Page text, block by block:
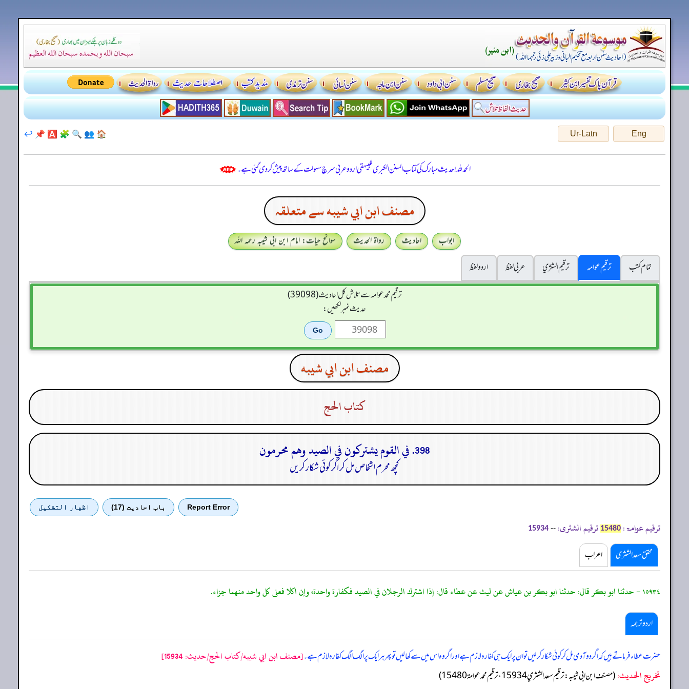
Eng
Ur-Latn
🏠
👥
🔍
🧩
🅰️
📌
↩️
الحمدللہ! حدیث مبارک کی کتاب السنن الكبرى للبيهقي اردو عربی سرچ سہولت کے ساتھ پیش کر دی گئی ہے۔
مصنف ابن ابي شيبه سے متعلقہ
ابواب احادیث رواۃ الحدیث
سوانح حیات: امام ابن ابی شیبہ رحمہ اللہ
تمام کتب
ترقیم عوامہ ترقيم الشژي عربی لفظ
اردو لفظ
ترقیم محمدعوامہ سے تلاش کل احادیث (39098)
حدیث نمبر لکھیں:
مصنف ابن ابي شيبه
كتاب الحج
398. في القوم يشتركون في الصيد وهم محرمون
کچھ محرم اشخاص مل کر اگر کوئی شکار کریں
Report Error باب احادیث (17) اظهار التشكيل
ترقیم عوامۃ: 15480 ترقیم الشثری: --
15934
محقق سعد الشثری اعراب
١٥٩٣٤ - حدثنا ابو بكر قال: حدثنا ابو بكر بن عياش عن ليث عن عطاء قال: إذا اشترك الرجلان في الصيد فكفارة واحدة، وإن اكلا فعلى كل واحد منهما جزاء.
اردو ترجمہ
حضرت عطاء فرماتے ہیں کہ اگر دو آدمی مل کر کوئی شکار کرلیں تو ان پر ایک ہی کفارہ لازم ہے اور اگر وہ اس میں سے کھا لیں تو پھر ہر ایک پر الگ الگ کفارہ لازم ہے۔[مصنف ابن ابي شيبه/كتاب الحج/حدیث: 15934]
تخریج الحدیث:(مصنف ابن ابي شيبه: ترقيم سعد الشثري 15934، ترقيم محمد عوامة 15480)